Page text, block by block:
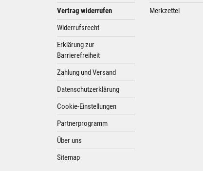
Vertrag widerrufen
Widerrufsrecht
Erklärung zur
Barrierefreiheit
Zahlung und Versand
Datenschutzerklärung
Cookie-Einstellungen
Partnerprogramm
Über uns
Sitemap
Merkzettel